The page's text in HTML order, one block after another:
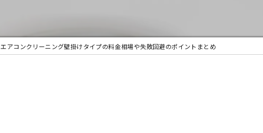
トイレ
エアコンクリーニング壁掛けタイプの料金相場や失敗回避のポイントまとめ